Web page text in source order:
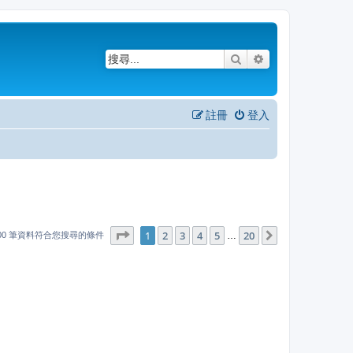
搜尋
登入
註冊
筆資料符合您搜尋的條件 1 頁 (共 20頁)
1 2 3 4 5 20